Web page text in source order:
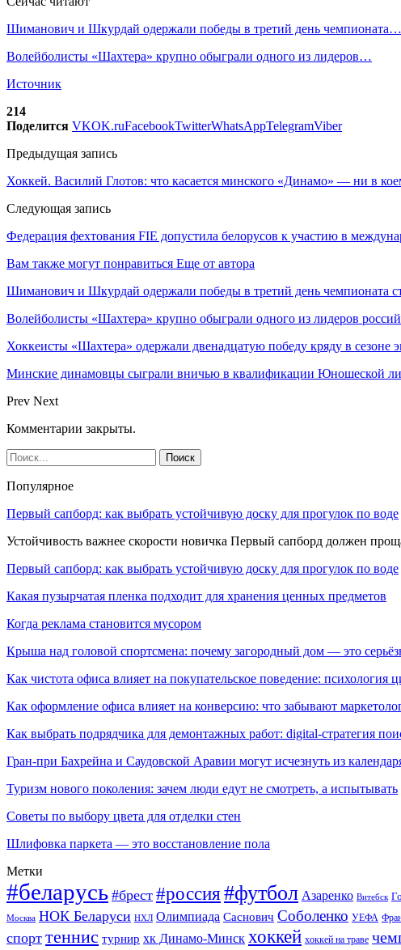
Шиманович и Шкурдай одержали победы в третий день чемпионата…
Волейболисты «Шахтера» крупно обыграли одного из лидеров…
Источник
214
Поделится VKOK.ruFacebookTwitterWhatsAppTelegramViber
Предыдущая запись
Хоккей. Василий Глотов: что касается минского «Динамо» — ни в
Следующая запись
Федерация фехтования FIE допустила белорусов к участию в
Вам также могут понравиться Еще от автора
Шиманович и Шкурдай одержали победы в третий день чемпионата
Волейболисты «Шахтера» крупно обыграли одного из лидеров
Хоккеисты «Шахтера» одержали двенадцатую победу кряду в сезоне
Минские динамовцы сыграли вничью в квалификации Юношеской
Prev Next
Комментарии закрыты.
Популярное
Первый сапборд: как выбрать устойчивую доску для прогулок по воде
Устойчивость важнее скорости новичка Первый сапборд должен
Первый сапборд: как выбрать устойчивую доску для прогулок по воде
Какая пузырчатая пленка подходит для хранения ценных предметов
Когда реклама становится мусором
Крыша над головой спортсмена: почему загородный дом — это
Как чистота офиса влияет на покупательское поведение: психология
Как оформление офиса влияет на конверсию: что забывают
Как выбрать подрядчика для демонтажных работ: digital-стратегия
Гран-при Бахрейна и Саудовской Аравии могут исчезнуть из
Туризм нового поколения: зачем люди едут не смотреть, а испытывать
Советы по выбору цвета для отделки стен
Шлифовка паркета — это восстановление пола
Метки
#беларусь #брест #россия#футбол Азаренко Витебск
Москва НОК Беларуси НХЛ Олимпиада Саснович Соболенко УЕФА
спорт теннис турнир хк Динамо-Минск хоккей хоккей на траве